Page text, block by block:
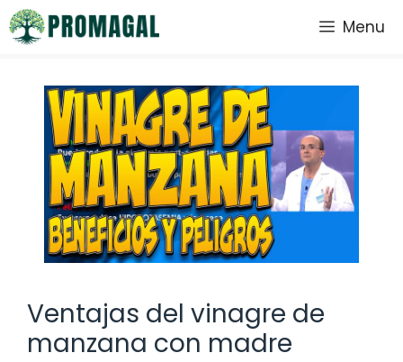
Saltar
al
Menu
Ventajas del vinagre de
manzana con madre